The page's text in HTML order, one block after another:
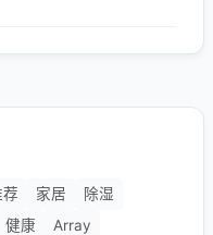
家居
除湿
健康
Array